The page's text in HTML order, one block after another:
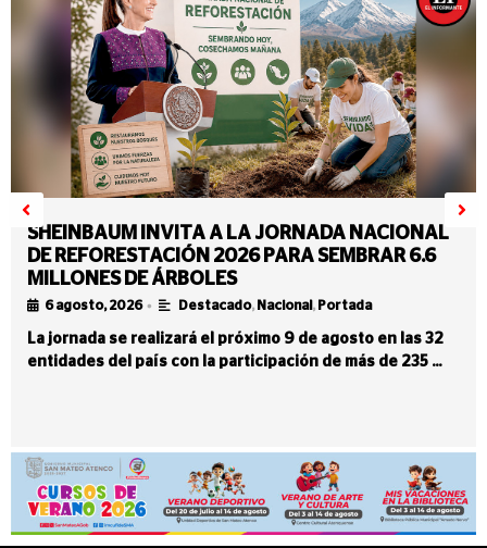
SHEINBAUM INVITA A LA JORNADA NACIONAL
DE REFORESTACIÓN 2026 PARA SEMBRAR 6.6
MILLONES DE ÁRBOLES
6 agosto, 2026 • Destacado, Nacional , Portada
La jornada se realizará el próximo 9 de agosto en las 32
entidades del país con la participación de más de 235 …